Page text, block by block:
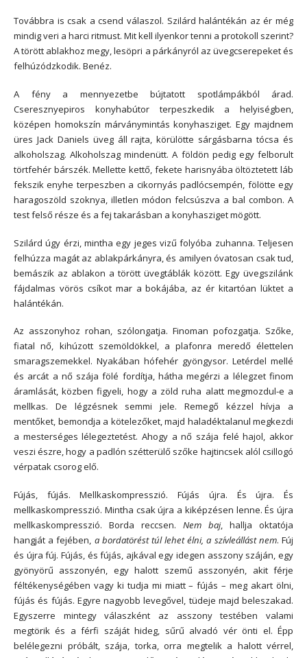
Továbbra is csak a csend válaszol. Szilárd halántékán az ér még
mindig veri a harci ritmust. Mit kell ilyenkor tenni a protokoll szerint?
A törött ablakhoz megy, lesöpri a párkányról az üvegcserepeket és
felhúzódzkodik. Benéz.
A fény a mennyezetbe bújtatott spotlámpákból árad.
Cseresznyepiros konyhabútor terpeszkedik a helyiségben,
középen homokszín márványmintás konyhasziget. Egy majdnem
üres Jack Daniels üveg áll rajta, körülötte sárgásbarna tócsa és
alkoholszag. Alkoholszag mindenütt. A földön pedig egy felborult
törtfehér bárszék. Mellette kettő, fekete harisnyába öltöztetett láb
fekszik enyhe terpeszben a cikornyás padlócsempén, fölötte egy
haragoszöld szoknya, illetlen módon felcsúszva a bal combon. A
test felső része és a fej takarásban a konyhasziget mögött.
Szilárd úgy érzi, mintha egy jeges vizű folyóba zuhanna. Teljesen
felhúzza magát az ablakpárkányra, és amilyen óvatosan csak tud,
bemászik az ablakon a törött üvegtáblák között. Egy üvegszilánk
fájdalmas vörös csíkot mar a bokájába, az ér kitartóan lüktet a
halántékán.
Az asszonyhoz rohan, szólongatja. Finoman pofozgatja. Szőke,
fiatal nő, kihúzott szemöldökkel, a plafonra meredő élettelen
smaragszemekkel. Nyakában hófehér gyöngysor. Letérdel mellé
és arcát a nő szája fölé fordítja, hátha megérzi a lélegzet finom
áramlását, közben figyeli, hogy a zöld ruha alatt megmozdul-e a
mellkas. De légzésnek semmi jele. Remegő kézzel hívja a
mentőket, bemondja a kötelezőket, majd haladéktalanul megkezdi
a mesterséges lélegeztetést. Ahogy a nő szája felé hajol, akkor
veszi észre, hogy a padlón szétterülő szőke hajtincsek alól csillogó
vérpatak csorog elő.
Fújás, fújás. Mellkaskompresszió. Fújás újra. És újra. És
mellkaskompresszió. Mintha csak újra a kiképzésen lenne. És újra
mellkaskompresszió. Borda reccsen. Nem baj, hallja oktatója
hangját a fejében, a bordatörést túl lehet élni, a szívleállást nem. Fúj
és újra fúj. Fújás, és fújás, ajkával egy idegen asszony száján, egy
gyönyörű asszonyén, egy halott szemű asszonyén, akit férje
féltékenységében vagy ki tudja mi miatt – fújás – meg akart ölni,
fújás és fújás. Egyre nagyobb levegővel, tüdeje majd beleszakad.
Egyszerre mintegy válaszként az asszony testében valami
megtörik és a férfi száját hideg, sűrű alvadó vér önti el. Épp
belélegezni próbált, szája, torka, orra megtelik a halott vérrel,